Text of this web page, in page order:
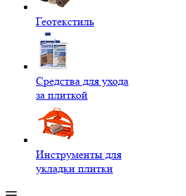
Геотекстиль
Средства для ухода
за плиткой
Инструменты для
укладки плитки